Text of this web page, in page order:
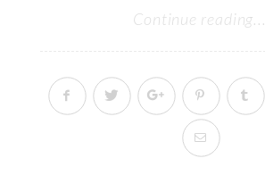
Continue reading...